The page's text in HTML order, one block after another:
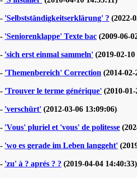
- 'Selbstständigkeitserklärung' ? (2022-
- 'Seniorenklappe' Texte bac (2009-06-
- 'sich erst einmal sammeln' (2019-02-
- 'Themenbereich' Correction (2014-
- 'Trouver le terme générique' (2010-
- 'verschürt' (2012-03-06 13:09:06)
- 'Vous' pluriel et 'vous' de politesse
- 'wo es gerade im Leben langgeht'
- 'zu' à ? aprés ? ? (2019-04-04 14:40:33)